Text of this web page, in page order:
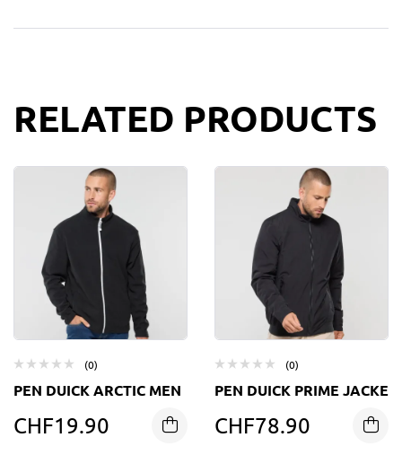
RELATED PRODUCTS
(0)
PEN DUICK ARCTIC MEN
CHF19.90
(0)
PEN DUICK PRIME JACKE
CHF78.90